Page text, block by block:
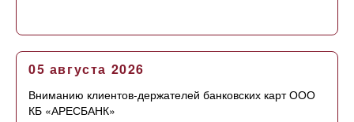
05 августа 2026
Вниманию клиентов-держателей банковских карт ООО
КБ «АРЕСБАНК»